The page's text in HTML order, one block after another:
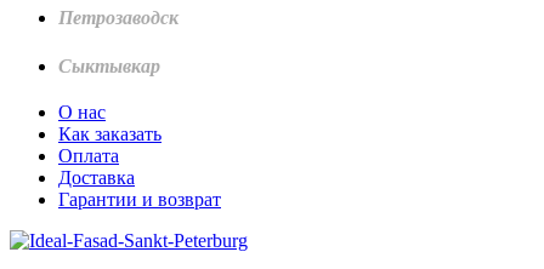
Петрозаводск
Сыктывкар
О нас
Как заказать
Оплата
Доставка
Гарантии и возврат